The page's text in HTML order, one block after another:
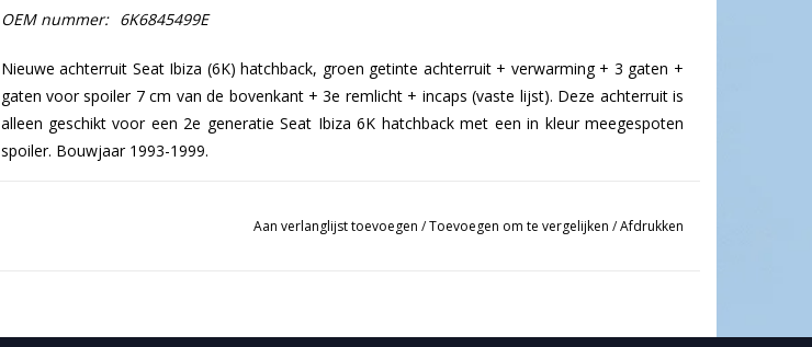
OEM nummer: 6K6845499E
Nieuwe achterruit Seat Ibiza (6K) hatchback, groen getinte achterruit + verwarming + 3 gaten +
gaten voor spoiler 7 cm van de bovenkant + 3e remlicht + incaps (vaste lijst). Deze achterruit is
alleen geschikt voor een 2e generatie Seat Ibiza 6K hatchback met een in kleur meegespoten
spoiler. Bouwjaar 1993-1999.
Aan verlanglijst toevoegen /Toevoegen om te vergelijken /Afdrukken